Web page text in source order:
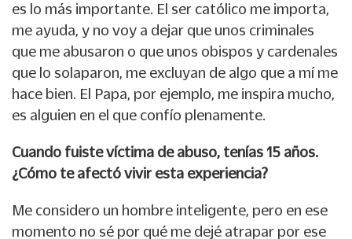
es lo más importante. El ser católico me importa,
me ayuda, y no voy a dejar que unos criminales
que me abusaron o que unos obispos y cardenales
que lo solaparon, me excluyan de algo que a mí me
hace bien. El Papa, por ejemplo, me inspira mucho,
es alguien en el que confío plenamente.
Cuando fuiste víctima de abuso, tenías 15 años.
¿Cómo te afectó vivir esta experiencia?
Me considero un hombre inteligente, pero en ese
momento no sé por qué me dejé atrapar por ese